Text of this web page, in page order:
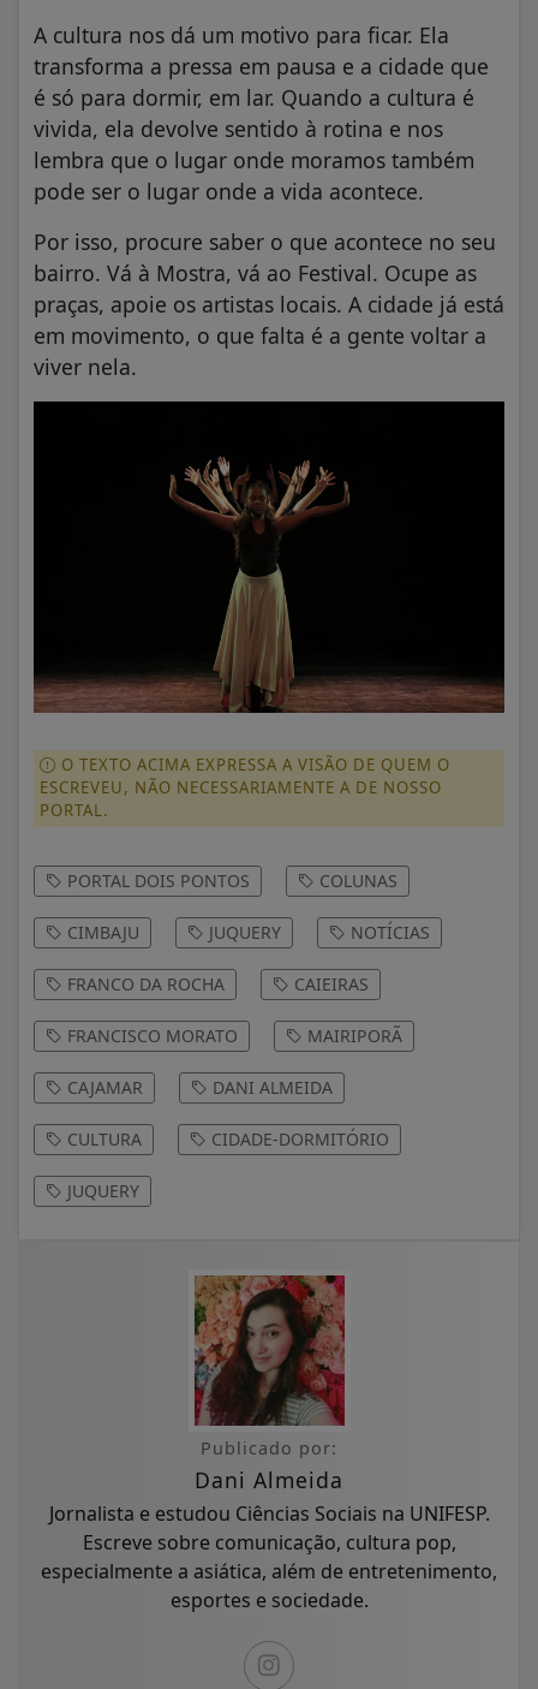
A cultura nos dá um motivo para ficar. Ela
transforma a pressa em pausa e a cidade que
é só para dormir, em lar. Quando a cultura é
vivida, ela devolve sentido à rotina e nos
lembra que o lugar onde moramos também
pode ser o lugar onde a vida acontece.
Por isso, procure saber o que acontece no seu
bairro. Vá à Mostra, vá ao Festival. Ocupe as
praças, apoie os artistas locais. A cidade já está
em movimento, o que falta é a gente voltar a
viver nela.
O TEXTO ACIMA EXPRESSA A VISÃO DE QUEM O
ESCREVEU, NÃO NECESSARIAMENTE A DE NOSSO
PORTAL.
PORTAL DOIS PONTOS COLUNAS
CIMBAJU JUQUERY NOTÍCIAS
FRANCO DA ROCHA CAIEIRAS
FRANCISCO MORATO MAIRIPORÃ
CAJAMAR DANI ALMEIDA
CULTURA CIDADE-DORMITÓRIO
JUQUERY
Publicado por:
Dani Almeida
Jornalista e estudou Ciências Sociais na UNIFESP.
Escreve sobre comunicação, cultura pop,
especialmente a asiática, além de entretenimento,
esportes e sociedade.